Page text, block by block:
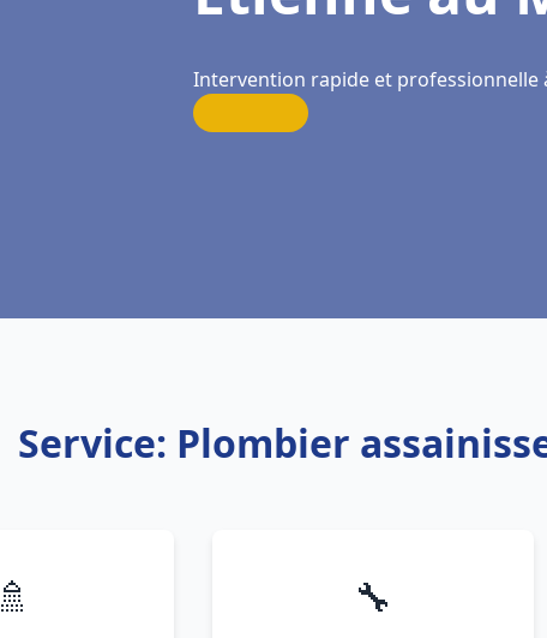
Intervention rapide et professionnelle
Service: Plombier
🚿 🔧